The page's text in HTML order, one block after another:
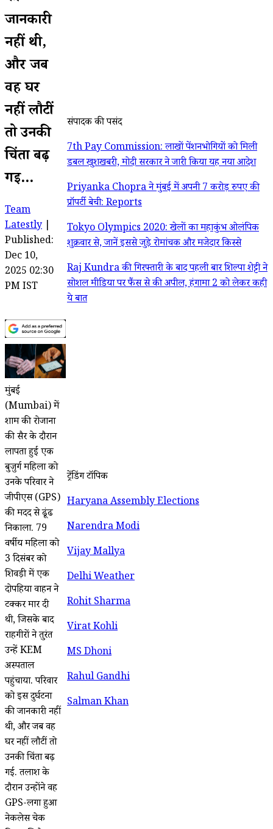
जानकारी
नहीं थी,
और जब
वह घर
नहीं लौटीं
तो उनकी
चिंता बढ़
गई...
Team
Latestly
Published:
Dec 10,
2025 02:30
PM IST
मुंबई
(Mumbai) में
शाम की रोजाना
की सैर के दौरान
लापता हुई एक
बुज़ुर्ग महिला को
उनके परिवार ने
जीपीएस (GPS)
की मदद से ढूंढ
निकाला. 79
वर्षीय महिला को
3 दिसंबर को
शिवड़ी में एक
दोपहिया वाहन ने
टक्कर मार दी
थी, जिसके बाद
राहगीरों ने तुरंत
उन्हें KEM
अस्पताल
पहुंचाया. परिवार
को इस दुर्घटना
की जानकारी नहीं
थी, और जब वह
घर नहीं लौटीं तो
उनकी चिंता बढ़
गई. तलाश के
दौरान उन्होंने वह
GPS-लगा हुआ
नेकलेस चेक
संपादक की पसंद
7th Pay Commission: लाखों पेंशनभोगियों को मिली
डबल खुशखबरी, मोदी सरकार ने जारी किया यह नया आदेश
Priyanka Chopra ने मुंबई में अपनी 7 करोड़ रुपए की
प्रॉपर्टी बेची: Reports
Tokyo Olympics 2020: खेलों का महाकुंभ ओलंपिक
शुक्रवार से, जानें इससे जुड़े रोमांचक और मजेदार किस्से
Raj Kundra की गिरफ्तारी के बाद पहली बार शिल्पा शेट्टी ने
सोशल मीडिया पर फैंस से की अपील, हंगामा 2 को लेकर कही
ये बात
ट्रेंडिंग टॉपिक
Haryana Assembly Elections
Narendra Modi
Vijay Mallya
Delhi Weather
Rohit Sharma
Virat Kohli
MS Dhoni
Rahul Gandhi
Salman Khan